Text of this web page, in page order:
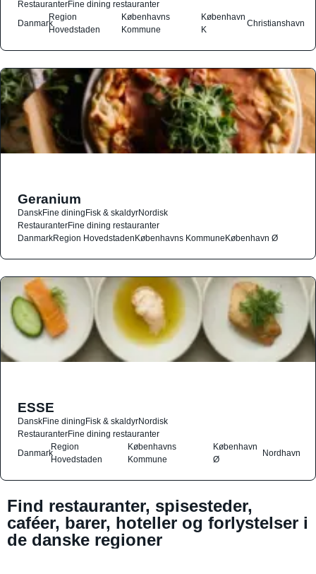
RestauranterFine dining restauranter
Danmark
Region
Hovedstaden
Københavns
Kommune
København
K
Christianshavn
Geranium
DanskFine diningFisk & skaldyrNordisk
RestauranterFine dining restauranter
DanmarkRegion HovedstadenKøbenhavns KommuneKøbenhavn Ø
ESSE
DanskFine diningFisk & skaldyrNordisk
RestauranterFine dining restauranter
Danmark
Region
Hovedstaden
Københavns
Kommune
København
Ø
Nordhavn
Find restauranter, spisesteder,
caféer, barer, hoteller og forlystelser i
de danske regioner